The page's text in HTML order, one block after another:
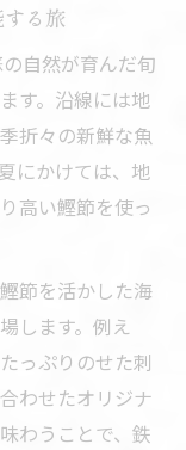
る旅
自然が育んだ旬
す。沿線には地
折々の新鮮な魚
にかけては、地
高い鰹節を使っ
節を活かした海
します。例え
っぷりのせた刺
わせたオリジナ
わうことで、鉄